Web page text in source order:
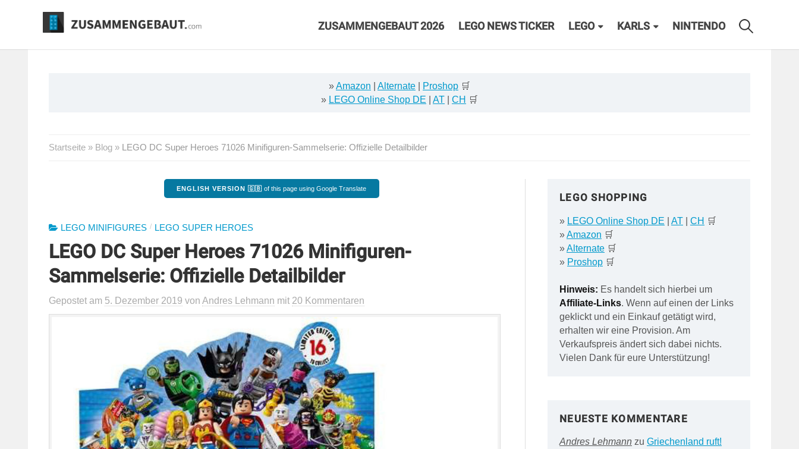
ZUSAMMENGEBAUT 2026 LEGO NEWS TICKER LEGO KARLS NINTENDO
»Amazon Alternate Proshop 🛒
» LEGO Online Shop DE AT CH 🛒
Startseite » Blog » LEGO DC Super Heroes 71026 Minifiguren-Sammelserie: Offizielle Detailbilder
ENGLISH VERSION 🇬🇧 of this page using Google Translate
LEGO MINIFIGURES / LEGO SUPER HEROES
LEGO DC Super Heroes 71026 Minifiguren-
Sammelserie: Offizielle Detailbilder
Gepostet am 5. Dezember 2019 von Andres Lehmann mit 20 Kommentaren
LEGO SHOPPING
» LEGO Online Shop DE AT| CH 🛒
»Amazon 🛒
»Alternate🛒
» Proshop🛒
Hinweis: Es handelt sich hierbei um
Affiliate-Links. Wenn auf einen der Links
geklickt und ein Einkauf getätigt wird,
erhalten wir eine Provision. Am
Verkaufspreis ändert sich dabei nichts.
Vielen Dank für eure Unterstützung!
NEUESTE KOMMENTARE
Andres Lehmannzu Griechenland ruft!